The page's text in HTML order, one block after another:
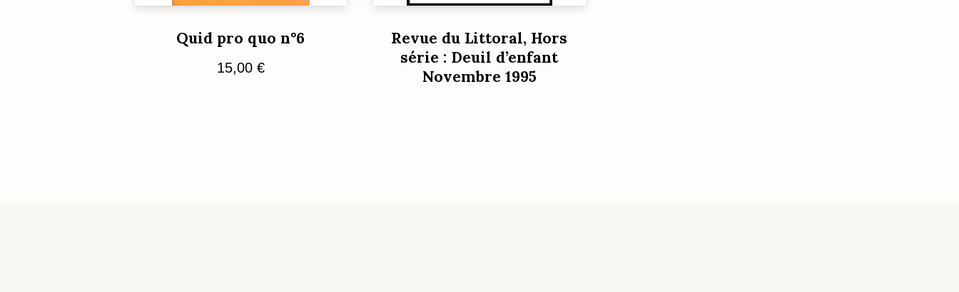
Quid pro quo n°6
15,00 €
Revue du Littoral, Hors
série : Deuil d’enfant
Novembre 1995